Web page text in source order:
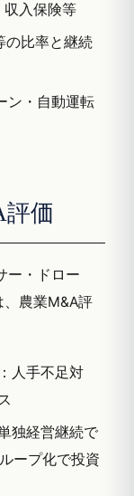
収入保険等
の比率と継続
ン・自動運転
価
ー・ドロー
農業M&A評
人手不足対
独経営継続で
ープ化で投資